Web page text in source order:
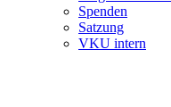
Spenden
Satzung
VKU intern